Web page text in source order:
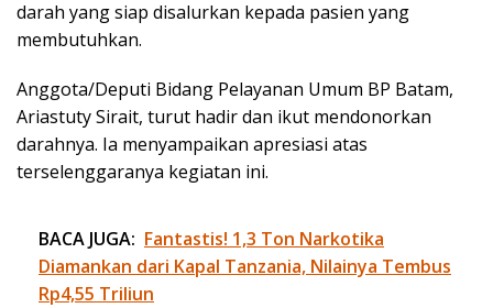
darah yang siap disalurkan kepada pasien yang
membutuhkan.
Anggota/Deputi Bidang Pelayanan Umum BP Batam,
Ariastuty Sirait, turut hadir dan ikut mendonorkan
darahnya. Ia menyampaikan apresiasi atas
terselenggaranya kegiatan ini.
BACA JUGA: Fantastis! 1,3 Ton Narkotika
Diamankan dari Kapal Tanzania, Nilainya Tembus
Rp4,55 Triliun